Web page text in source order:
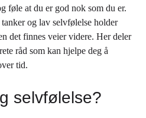
føle at du er god nok som du er.
og lav selvfølelse holder
det finnes veier videre. Her deler
råd som kan hjelpe deg å
tid.
selvfølelse?